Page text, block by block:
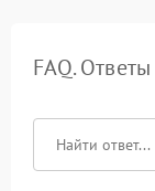
FAQ.